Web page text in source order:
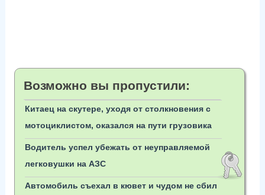
Возможно вы пропустили:
Китаец на скутере, уходя от столкновения с
мотоциклистом, оказался на пути грузовика
Водитель успел убежать от неуправляемой
легковушки на АЗС
Автомобиль съехал в кювет и чудом не сбил